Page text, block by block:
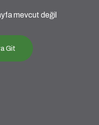
mevcut değil
Git